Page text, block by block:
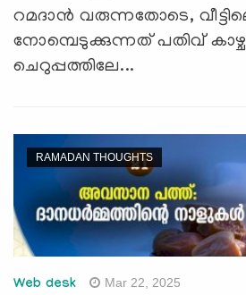
റമദാന്‍ വരുന്നതോടെ,
നോമ്പെടുക്കുന്നത് പതിവ്
ചെറുപ്പത്തിലേ...
RAMADAN THOUGHTS
Web desk Mar 22, 2025